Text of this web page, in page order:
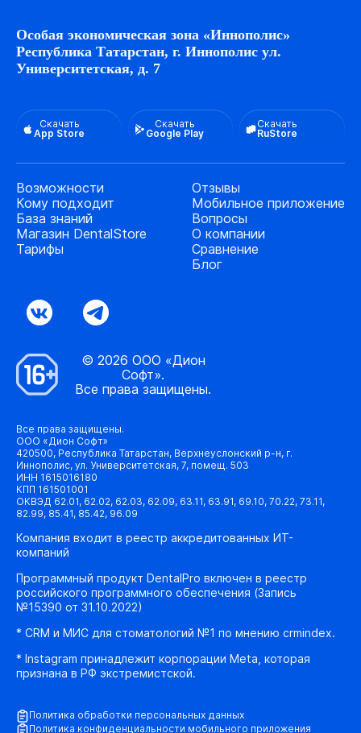
Особая экономическая зона «Иннополис»
Республика Татарстан, г. Иннополис ул.
Университетская, д. 7
Скачать
App Store
Скачать
Google Play
Скачать
RuStore
Возможности
Кому подходит
База знаний
Магазин DentalStore
Тарифы
Отзывы
Мобильное приложение
Вопросы
О компании
Сравнение
Блог
© 2026 ООО «Дион
Софт».
Все права защищены.
Все права защищены.
ООО «Дион Софт»
420500, Республика Татарстан, Верхнеуслонский р-н, г.
Иннополис, ул. Университетская, 7, помещ. 503
ИНН 1615016180
КПП 161501001
ОКВЭД 62.01, 62.02, 62.03, 62.09, 63.11, 63.91, 69.10, 70.22, 73.11,
82.99, 85.41, 85.42, 96.09
Компания входит в реестр аккредитованных ИТ-
компаний
Программный продукт DentalPro включен в реестр
российского программного обеспечения (Запись
№15390 от 31.10.2022)
* CRM и МИС для стоматологий №1 по мнению crmindex.
* Instagram принадлежит корпорации Meta, которая
признана в РФ экстремистской.
Политика обработки персональных данных
Политика конфиденциальности мобильного приложения